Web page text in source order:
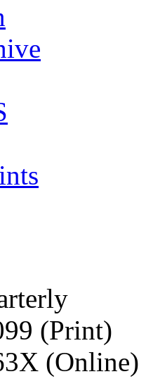
(Print)
(Online)